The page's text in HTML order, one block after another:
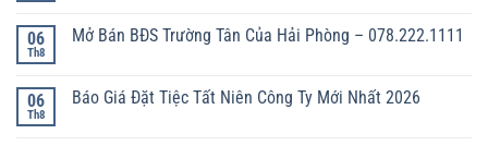
06
Th8
Mở Bán BĐS Trường Tân Của Hải Phòng – 078.222.1111
06
Th8
Báo Giá Đặt Tiệc Tất Niên Công Ty Mới Nhất 2026